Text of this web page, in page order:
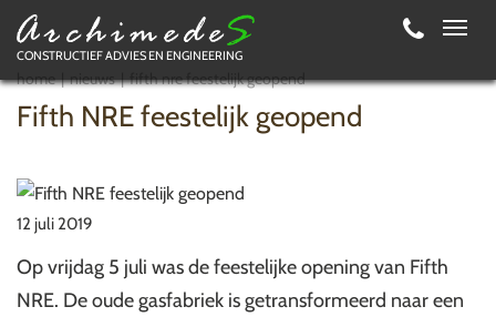
CONSTRUCTIEF ADVIES EN ENGINEERING
home nieuws fifth nre feestelijk geopend
Fifth NRE feestelijk geopend
12 juli 2019
Op vrijdag 5 juli was de feestelijke opening van Fifth
NRE. De oude gasfabriek is getransformeerd naar een